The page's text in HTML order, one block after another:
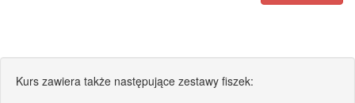
Kurs zawiera także następujące zestawy fiszek: